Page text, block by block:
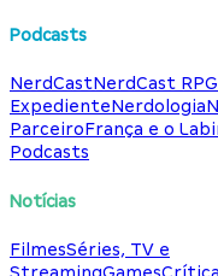
Podcasts
NerdCastNerdCast RPG
ExpedienteNerdologia
ParceiroFrança e o
Podcasts
Notícias
FilmesSéries, TV e